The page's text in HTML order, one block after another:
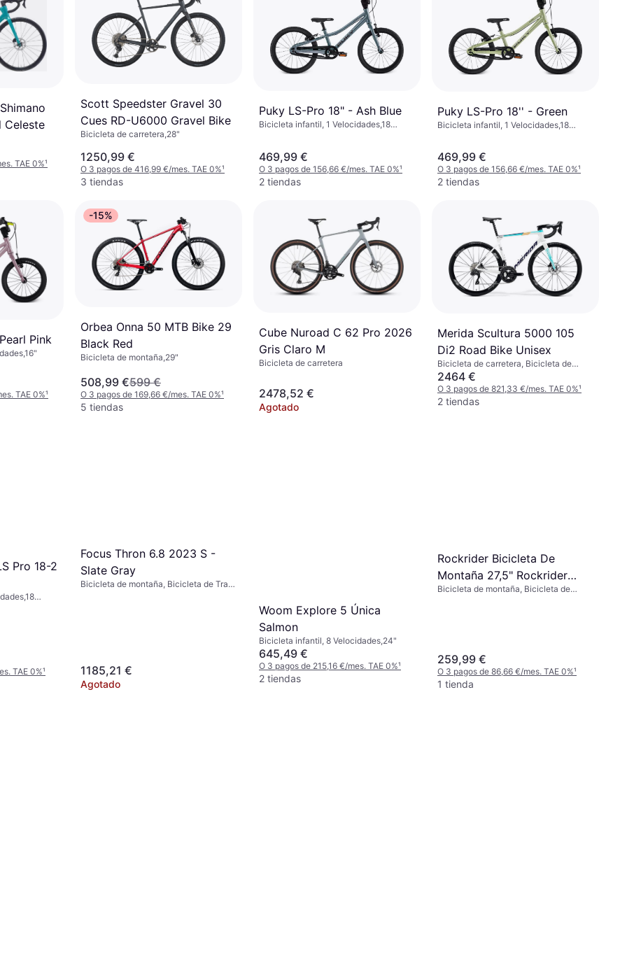
Celeste
TAE 0%¹
Scott Speedster Gravel 30
Cues RD-U6000 Gravel Bike
Bicicleta de carretera,28"
1250,99 €
O 3 pagos de 416,99 €/mes. TAE 0%¹
3 tiendas
Puky LS-Pro 18" - Ash Blue
Bicicleta infantil, 1 Velocidades,18
469,99 €
O 3 pagos de 156,66 €/mes. TAE 0%¹
2 tiendas
Puky LS-Pro 18'' - Green
Bicicleta infantil, 1 Velocidades,18
469,99 €
O 3 pagos de 156,66 €/mes. TAE 0%¹
2 tiendas
Pink
TAE 0%¹
-15%
Orbea Onna 50 MTB Bike 29
Black Red
Bicicleta de montaña,29"
508,99 €599 €
O 3 pagos de 169,66 €/mes. TAE 0%¹
5 tiendas
Cube Nuroad C 62 Pro 2026
Gris Claro M
Bicicleta de carretera
2478,52 €
Agotado
Merida Scultura 5000 105
Di2 Road Bike Unisex
Bicicleta de carretera, Bicicleta de
carreras
2464 €
O 3 pagos de 821,33 €/mes. TAE 0%¹
2 tiendas
Pro 18-2
TAE 0%¹
Focus Thron 6.8 2023 S -
Slate Gray
Bicicleta de montaña, Bicicleta de Trail,
1185,21 €
Agotado
Woom Explore 5 Única
Salmon
Bicicleta infantil, 8 Velocidades,24"
645,49 €
O 3 pagos de 215,16 €/mes. TAE 0%¹
2 tiendas
Rockrider Bicicleta De
Montaña 27,5" Rockrider
Expl 50 Gris Oscuro
Bicicleta de montaña, Bicicleta de
259,99 €
O 3 pagos de 86,66 €/mes. TAE 0%¹
1 tienda